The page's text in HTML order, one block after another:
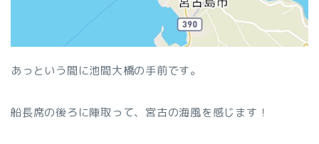
あっという間に池間大橋の手前です。
船長席の後ろに陣取って、宮古の海風を感じます！